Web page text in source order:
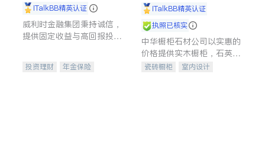
iTalkBB精英认证
威利时金融集团秉持诚信，
提供固定收益与高回报投资
合，助力客户实现目标
投资理财
年金保险
iTalkBB精英认证
执照已核实
中华橱柜石材公司以实惠的
价格提供实木橱柜，石英石
台面，多种优质不锈钢水
瓷砖橱柜
室内设计